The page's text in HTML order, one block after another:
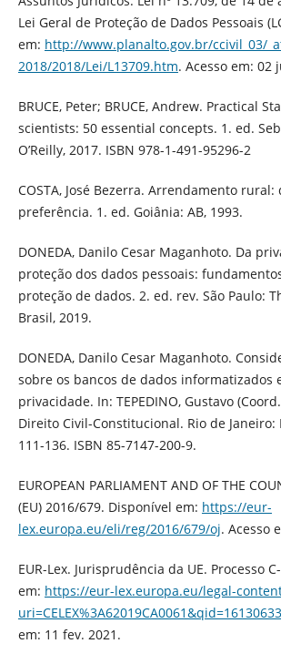
Lei Geral de Proteção de Dados Pessoais
em: http://www.planalto.gov.br/ccivil_03/
2018/2018/Lei/L13709.htm. Acesso em: 02
BRUCE, Peter; BRUCE, Andrew. Practical
scientists: 50 essential concepts. 1. ed.
O’Reilly, 2017. ISBN 978-1-491-95296-2
COSTA, José Bezerra. Arrendamento
preferência. 1. ed. Goiânia: AB, 1993.
DONEDA, Danilo Cesar Maganhoto. Da
proteção dos dados pessoais:
proteção de dados. 2. ed. rev. São Paulo:
Brasil, 2019.
DONEDA, Danilo Cesar Maganhoto.
sobre os bancos de dados informatizados
privacidade. In: TEPEDINO, Gustavo
Direito Civil-Constitucional. Rio de Janeiro:
111-136. ISBN 85-7147-200-9.
EUROPEAN PARLIAMENT AND OF THE
(EU) 2016/679. Disponível em: https://eur-
lex.europa.eu/eli/reg/2016/679/oj. Acesso
EUR-Lex. Jurisprudência da UE. Processo
em: https://eur-lex.europa.eu/legal-
em: 11 fev. 2021.